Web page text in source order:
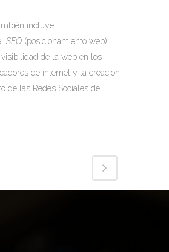
incluye
SEO (posicionamiento web),
de la web en los
de internet y la creación
de las Redes Sociales de